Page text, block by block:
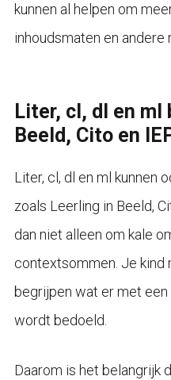
kunnen al helpen om
inhoudsmaten en andere
Liter, cl, dl en ml
Beeld, Cito en
Liter, cl, dl en ml kunnen
zoals Leerling in Beeld,
dan niet alleen om kale
contextsommen. Je kind
begrijpen wat er met
wordt bedoeld.
Daarom is het belangrijk